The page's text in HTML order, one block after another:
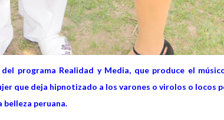
programa Realidad y Media, que produce el
que deja hipnotizado a los varones o virolos o locos
belleza peruana.